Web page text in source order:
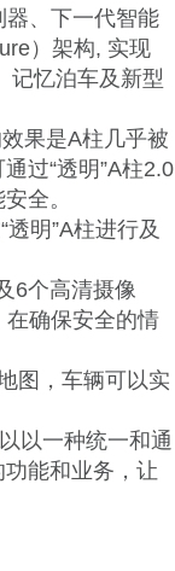
器、下一代智能
）架构, 实现
记忆泊车及新型
果是A柱几乎被
过“透明”A柱2.0
全。
明”A柱进行及
6个高清摄像
在确保安全的情
图， 车辆可以实
以一种统一和通
能和业务，让